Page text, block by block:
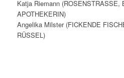
Katja Riemann (ROSENSTRASSE,
APOTHEKERIN)
Angelika Milster (FICKENDE
RÜSSEL)